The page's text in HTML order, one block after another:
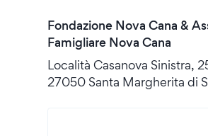
Fondazione Nova Cana &
Famigliare Nova Cana
Località Casanova Sinistra,
27050 Santa Margherita di